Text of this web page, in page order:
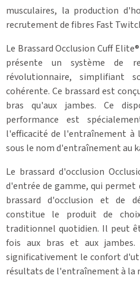
musculaires, la production
recrutement de fibres Fast
Le Brassard Occlusion Cuff
présente un système de
révolutionnaire, simplifiant
cohérente. Ce brassard est
bras qu'aux jambes. Ce
performance est
l'efficacité de l'entraînement à
sous le nom d'entraînement au
Le brassard d'occlusion
d'entrée de gamme, qui
brassard d'occlusion et de
constitue le produit de
traditionnel quotidien. Il peut
fois aux bras et aux jambes.
significativement le confort
résultats de l'entraînement à la